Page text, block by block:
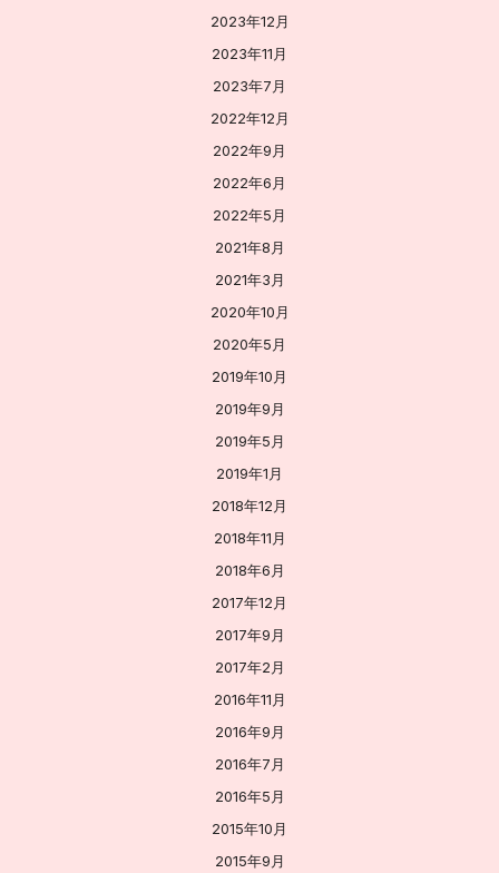
2023年12月
2023年11月
2023年7月
2022年12月
2022年9月
2022年6月
2022年5月
2021年8月
2021年3月
2020年10月
2020年5月
2019年10月
2019年9月
2019年5月
2019年1月
2018年12月
2018年11月
2018年6月
2017年12月
2017年9月
2017年2月
2016年11月
2016年9月
2016年7月
2016年5月
2015年10月
2015年9月